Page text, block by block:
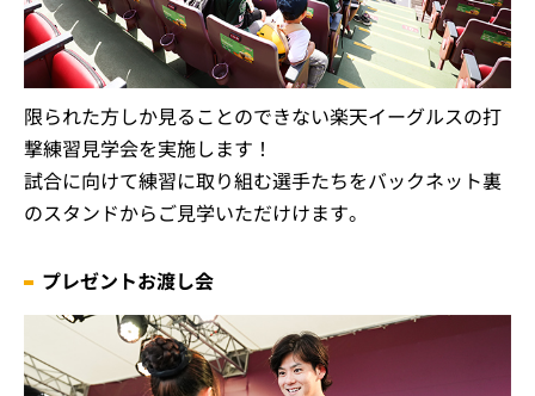
限られた方しか見ることのできない楽天イーグルスの打
撃練習見学会を実施します！
試合に向けて練習に取り組む選手たちをバックネット裏
のスタンドからご見学いただけけます。
プレゼントお渡し会